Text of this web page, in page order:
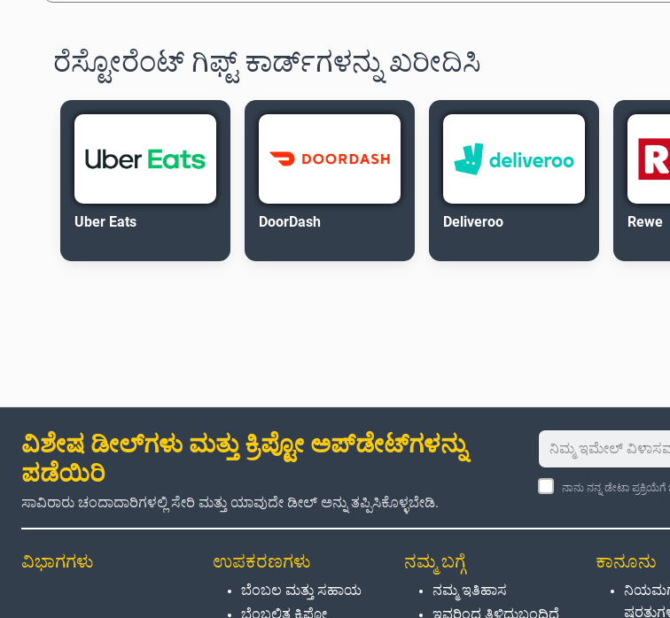
ರೆಸ್ಟೋರೆಂಟ್ ಗಿಫ್ಟ್ ಕಾರ್ಡ್‌ಗಳನ್ನು ಖರೀದಿಸಿ
Uber Eats DoorDash Deliveroo Rewe
ವಿಶೇಷ ಡೀಲ್‌ಗಳು ಮತ್ತು ಕ್ರಿಪ್ಟೋ ಅಪ್‌ಡೇಟ್‌ಗಳನ್ನು
ಪಡೆಯಿರಿ
ಸಾವಿರಾರು ಚಂದಾದಾರಿಗಳಲ್ಲಿ ಸೇರಿ ಮತ್ತು ಯಾವುದೇ ಡೀಲ್ ಅನ್ನು ತಪ್ಪಿಸಿಕೊಳ್ಳಬೇಡಿ.
ನಾನು ನನ್ನ ಡೇಟಾ ಪ್ರಕ್ರಿಯೆಗೆ
ವಿಭಾಗಗಳು ಉಪಕರಣಗಳು
ಬೆಂಬಲ ಮತ್ತು ಸಹಾಯ
ಬೆಂಬಲಿತ ಕ್ರಿಪ್ಟೋ
ನಮ್ಮ ಬಗ್ಗೆ
ನಮ್ಮ ಇತಿಹಾಸ
ಇವರಿಂದ ತಿಳಿದುಬಂದಿದೆ
ಕಾನೂನು